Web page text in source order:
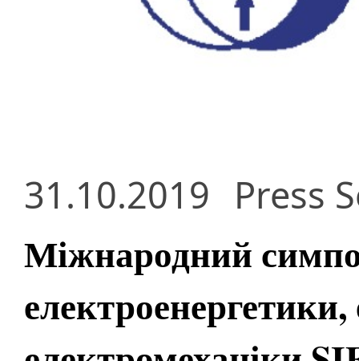
31.10.2019 Press
Міжнародний